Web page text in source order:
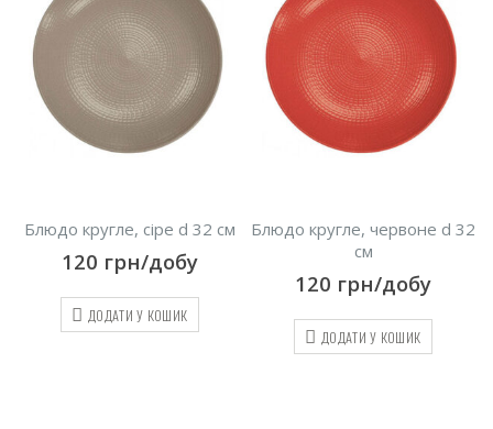
Блюдо кругле, сіре d 32 см
120 грн/добу
ДОДАТИ У КОШИК
Блюдо кругле, червоне d 32
см
120 грн/добу
ДОДАТИ У КОШИК